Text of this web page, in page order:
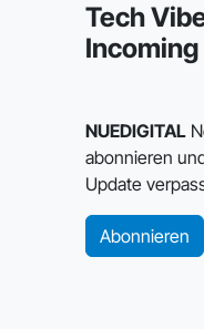
Tech
Incoming
NUEDIGITAL
abonnieren
Update
Abonnieren